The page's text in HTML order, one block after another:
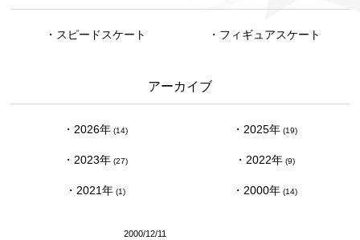
・スピードスケート ・フィギュアスケート
アーカイブ
2026 (14) 2025 (19)
2023 (27) 2022 (9)
2021 (1) 2000 (14)
2000/12/11